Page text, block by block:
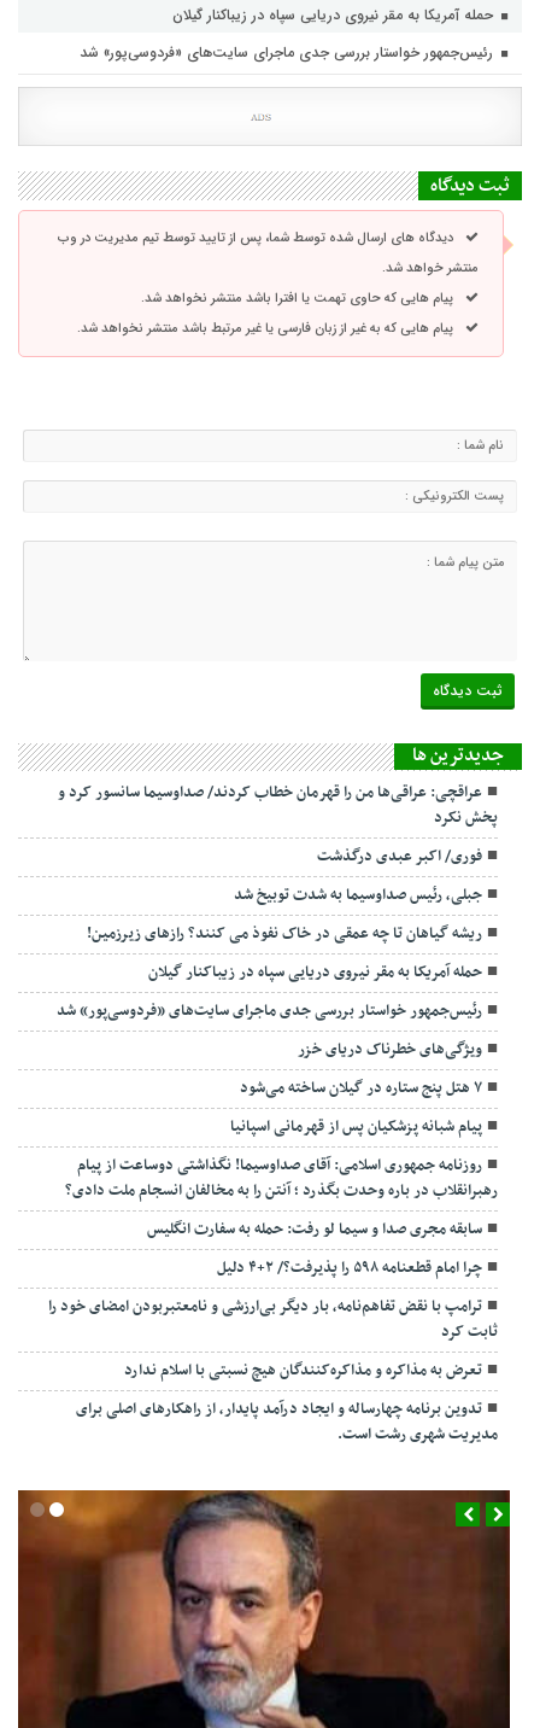
حمله آمریکا به مقر نیروی دریایی سپاه در زیباکنار گیلان
رئیس‌جمهور خواستار بررسی جدی ماجرای سایت‌های «فردوسی‌پور» شد
ثبت دیدگاه
دیدگاه های ارسال شده توسط شما، پس از تایید توسط تیم مدیریت در وب
منتشر خواهد شد.
پیام هایی که حاوی تهمت یا افترا باشد منتشر نخواهد شد.
پیام هایی که به غیر از زبان فارسی یا غیر مرتبط باشد منتشر نخواهد شد.
جديدترين ها
عراقچی: عراقی‌ها من را قهرمان خطاب کردند/ صداوسیما سانسور کرد و
پخش نکرد
فوری/ اکبر عبدی درگذشت
جبلی، رئیس صداوسیما به شدت توبیخ شد
ریشه گیاهان تا چه عمقی در خاک نفوذ می کنند؟ رازهای زیرزمین!
حمله آمریکا به مقر نیروی دریایی سپاه در زیباکنار گیلان
رئیس‌جمهور خواستار بررسی جدی ماجرای سایت‌های «فردوسی‌پور» شد
ویژگی‌های خطرناک دریای خزر
۷ هتل پنج ستاره در گیلان ساخته می‌شود
پیام شبانه پزشکیان پس از قهرمانی اسپانیا
روزنامه جمهوری اسلامی: آقای صداوسیما! نگذاشتی دوساعت از پیام
رهبرانقلاب در باره وحدت بگذرد ؛ آنتن را به مخالفان انسجام ملت دادی؟
سابقه مجری صدا و سیما لو رفت: حمله به سفارت انگلیس
چرا امام قطعنامه ۵۹۸ را پذیرفت؟/ ۲+۴ دلیل
ترامپ با نقض تفاهم‌نامه، بار دیگر بی‌ارزشی و نامعتبربودن امضای خود را
ثابت کرد
تعرض به مذاکره و مذاکره‌کنندگان هیچ نسبتی با اسلام ندارد
تدوین برنامه چهارساله و ایجاد درآمد پایدار، از راهکارهای اصلی برای
مدیریت شهری رشت است.